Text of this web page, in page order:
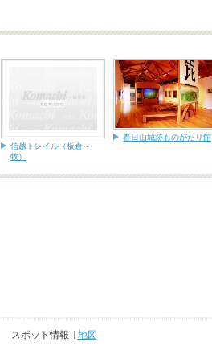
信越トレイル（板倉～
牧）
春日山城跡ものがたり館
スポット情報 地図